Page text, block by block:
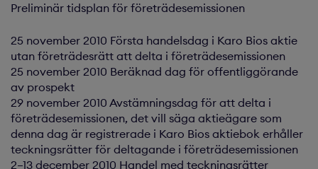
Preliminär tidsplan för företrädesemissionen
25 november 2010 Första handelsdag i Karo Bios aktie
utan företrädesrätt att delta i företrädesemissionen
25 november 2010 Beräknad dag för offentliggörande
av prospekt
29 november 2010 Avstämningsdag för att delta i
företrädesemissionen, det vill säga aktieägare som
denna dag är registrerade i Karo Bios aktiebok erhåller
teckningsrätter för deltagande i företrädesemissionen
2–13 december 2010 Handel med teckningsrätter